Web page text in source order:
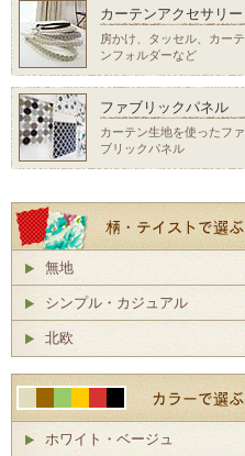
カーテンアクセサリー
房かけ、タッセル、カーテ
ンフォルダーなど
ファブリックパネル
カーテン生地を使ったファ
ブリックパネル
無地
シンプル・カジュアル
北欧
ホワイト・ベージュ